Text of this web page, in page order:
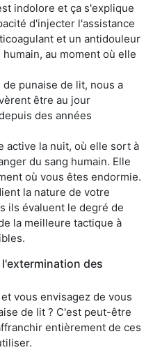
indolore et ça s'explique
d'injecter l'assistance
et un antidouleur
au moment où elle
punaise de lit, nous a
être au jour
des années
active la nuit, où elle sort à
du sang humain. Elle
où vous êtes endormie.
la nature de votre
ils évaluent le degré de
la meilleure tactique à
des
vous envisagez de vous
de lit ? C'est peut-être
entièrement de ces